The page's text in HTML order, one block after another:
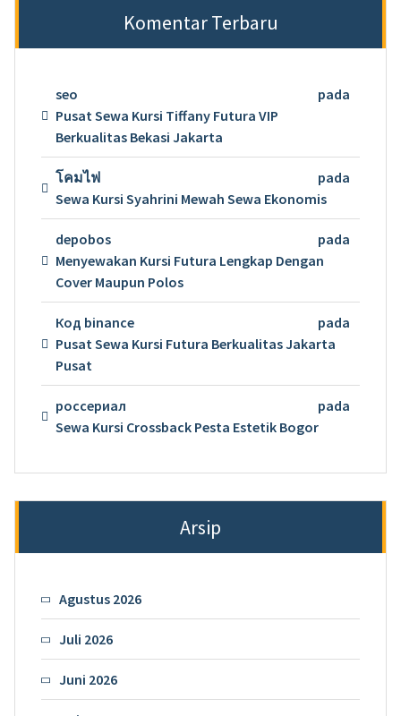
Komentar Terbaru
seo
pada
Pusat Sewa Kursi Tiffany Futura VIP
Berkualitas Bekasi Jakarta
โคมไฟ
pada
Sewa Kursi Syahrini Mewah Sewa Ekonomis
depobos
pada
Menyewakan Kursi Futura Lengkap Dengan
Cover Maupun Polos
Код binance
pada
Pusat Sewa Kursi Futura Berkualitas Jakarta
Pusat
россериал
pada
Sewa Kursi Crossback Pesta Estetik Bogor
Arsip
Agustus 2026
Juli 2026
Juni 2026